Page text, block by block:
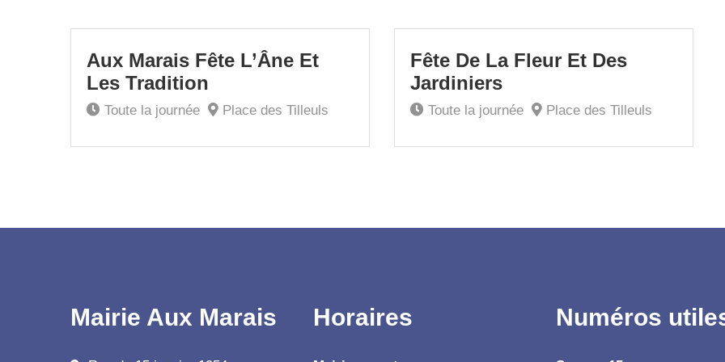
Juin
Aux Marais Fête L’Âne Et
Les Tradition
Toute la journée Place des Tilleuls
8
Mai
Fête De La Fleur Et Des
Jardiniers
Toute la journée Place des Tilleuls
Mairie Aux Marais Horaires Numéros